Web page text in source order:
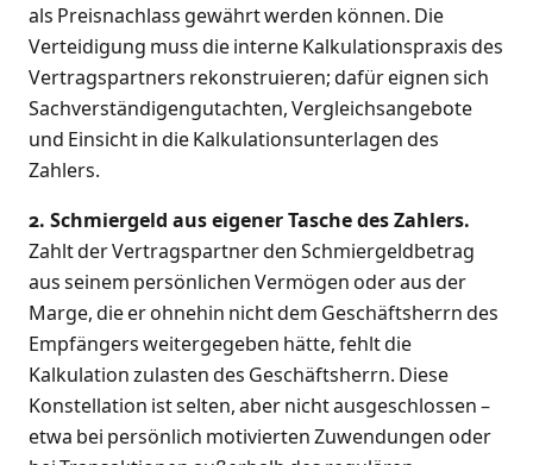
als Preisnachlass gewährt werden können. Die
Verteidigung muss die interne Kalkulationspraxis des
Vertragspartners rekonstruieren; dafür eignen sich
Sachverständigengutachten, Vergleichsangebote
und Einsicht in die Kalkulationsunterlagen des
Zahlers.
2. Schmiergeld aus eigener Tasche des Zahlers.
Zahlt der Vertragspartner den Schmiergeldbetrag
aus seinem persönlichen Vermögen oder aus der
Marge, die er ohnehin nicht dem Geschäftsherrn des
Empfängers weitergegeben hätte, fehlt die
Kalkulation zulasten des Geschäftsherrn. Diese
Konstellation ist selten, aber nicht ausgeschlossen –
etwa bei persönlich motivierten Zuwendungen oder